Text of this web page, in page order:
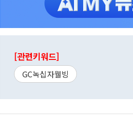
[관련키워드]
GC녹십자웰빙